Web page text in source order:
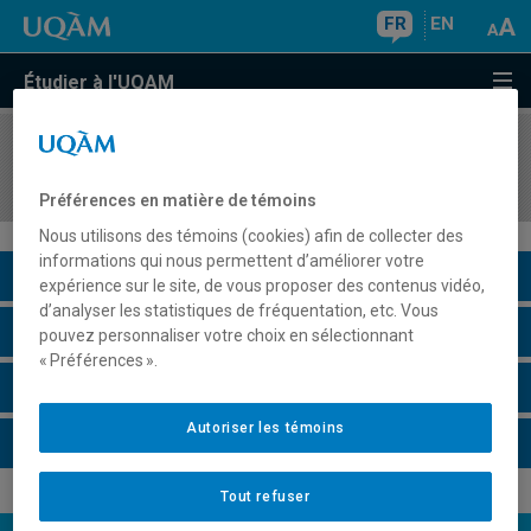
FR EN
Étudier à l'UQAM
COURS//
Description du cours
Horaire - Été 2026
Préférences en matière de témoins
Nous utilisons des témoins (cookies) afin de collecter des
informations qui nous permettent d’améliorer votre
expérience sur le site, de vous proposer des contenus vidéo,
d’analyser les statistiques de fréquentation, etc. Vous
pouvez personnaliser votre choix en sélectionnant
« Préférences ».
Tout refuser
Autoriser les témoins